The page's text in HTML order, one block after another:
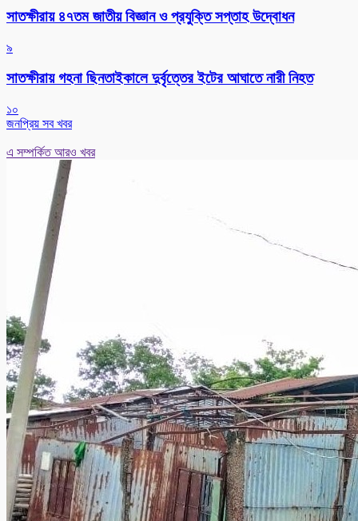
সাতক্ষীরায় ৪৭তম জাতীয় বিজ্ঞান ও প্রযুক্তি সপ্তাহ উদ্বোধন
৯
সাতক্ষীরায় গহনা ছিনতাইকালে দুর্বৃত্তের ইটের আঘাতে নারী নিহত
১০
জনপ্রিয় সব খবর
এ সম্পর্কিত আরও খবর